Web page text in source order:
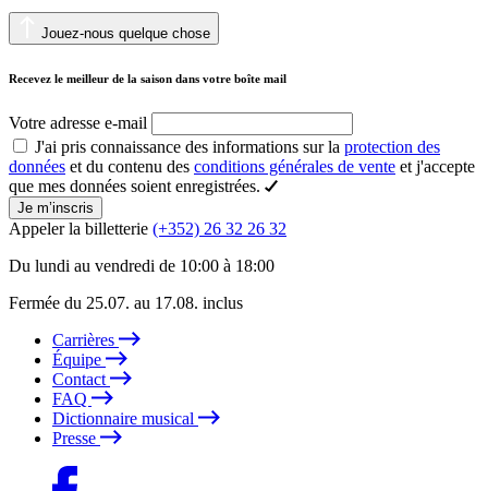
Jouez-nous quelque chose
Recevez le meilleur de la saison dans votre boîte mail
Votre adresse e-mail
J'ai pris connaissance des informations sur la protection des
données et du contenu des conditions générales de vente et j'accepte
que mes données soient enregistrées.
Je m’inscris
Appeler la billetterie (+352) 26 32 26 32
Du lundi au vendredi de 10:00 à 18:00
Fermée du 25.07. au 17.08. inclus
Carrières
Équipe
Contact
FAQ
Dictionnaire musical
Presse